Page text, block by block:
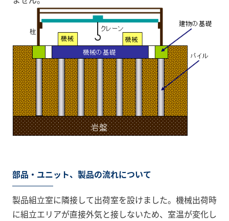
部品・ユニット、製品の流れについて
製品組立室に隣接して出荷室を設けました。機械出荷時
に組立エリアが直接外気と接しないため、室温が変化し